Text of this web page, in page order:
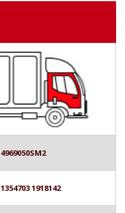
4969050SM2
1354703 1918142